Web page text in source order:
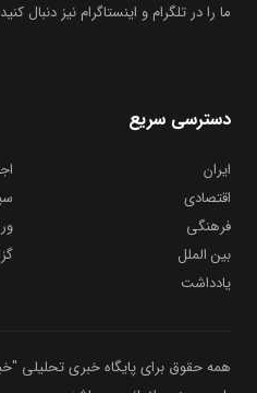
ما را در تلگرام و اینستاگرام نیز دنبال کنید
دسترسی سریع
ایران
اقتصادی
فرهنگی
بین الملل
یادداشت
همه حقوق برای پایگاه خبری